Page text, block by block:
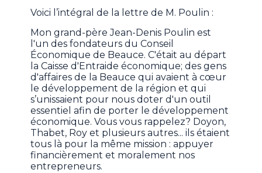
Voici l’intégral de la lettre de M. Poulin :
Mon grand-père Jean-Denis Poulin est
l'un des fondateurs du Conseil
Économique de Beauce. C'était au départ
la Caisse d'Entraide économique; des gens
d'affaires de la Beauce qui avaient à cœur
le développement de la région et qui
s’unissaient pour nous doter d'un outil
essentiel afin de porter le développement
économique. Vous vous rappelez? Doyon,
Thabet, Roy et plusieurs autres... ils étaient
tous là pour la même mission : appuyer
financièrement et moralement nos
entrepreneurs.